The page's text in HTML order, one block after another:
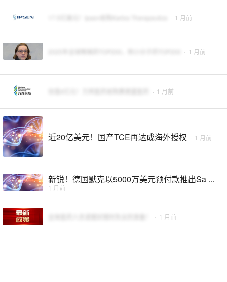
· 1 月前
· 1 月前
· 1 月前
近20亿美元！国产TCE再达成海外授权 · 1 月前
新锐！德国默克以5000万美元预付款推出Sa ... ·
1 月前
· 1 月前